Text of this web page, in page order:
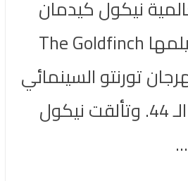
نيكول كيدمان
العرض الخاص لفيلمها The Goldfinch
تورنتو السينمائي
الدولي في دورته الـ 44. وتألقت نيكول